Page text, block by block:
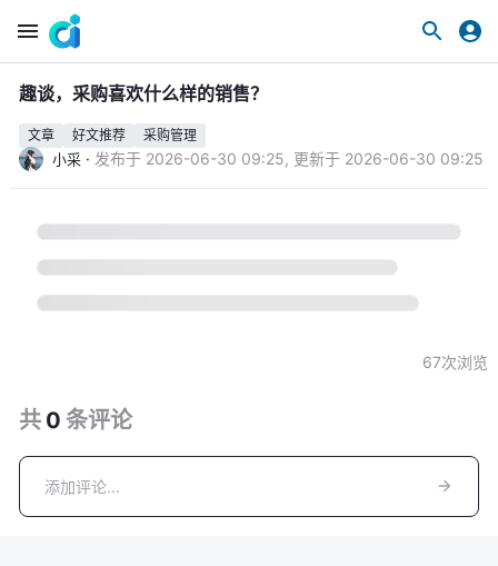
趣谈，采购喜欢什么样的销售？
文章 好文推荐 采购管理
小采 · 发布于 2026-06-30 09:25, 更新于 2026-06-30 09:25
67次浏览
共 0 条评论